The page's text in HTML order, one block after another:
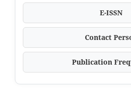
E-ISSN
Contact
Publication